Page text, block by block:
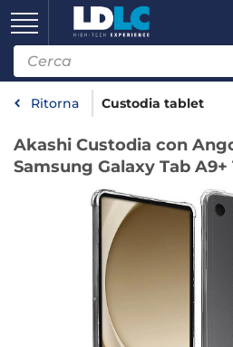
Ritorna Custodia tablet
Akashi Custodia con
Samsung Galaxy Tab A9+